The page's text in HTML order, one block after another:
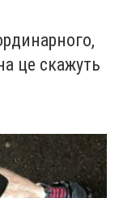
це скажуть